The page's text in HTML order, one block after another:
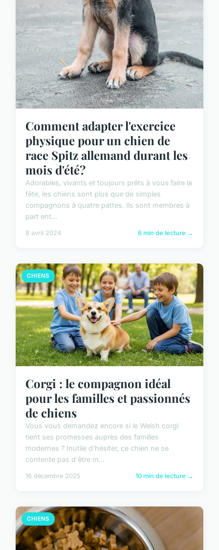
Comment adapter l'exercice
physique pour un chien de
race Spitz allemand durant les
mois d'été?
Adorables, vivants et toujours prêts à vous faire la
fête, les chiens sont plus que de simples
compagnons à quatre pattes. Ils sont membres à
part ent...
8 avril 2024 6 min de lecture →
CHIENS
Corgi : le compagnon idéal
pour les familles et passionnés
de chiens
Vous vous demandez encore si le Welsh corgi
tient ses promesses auprès des familles
modernes ? Inutile d'hésiter, ce chien ne se
contente pas d'être m...
16 décembre 2025 10 min de lecture →
CHIENS